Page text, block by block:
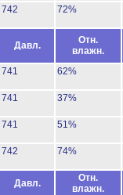
742 72%
Давл.
Отн.
влажн.
741 62%
741 37%
741 51%
742 74%
Давл.
Отн.
влажн.